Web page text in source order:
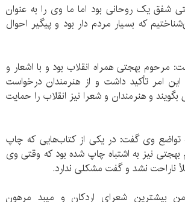
شفق یک روحانی بود اما ما وی را به عنوان
که بسیار مردم دار بود و پیگیر احوال
مرحوم بهجتی همراه انقلاب بود و با اشعار و
امر تأکید داشت و از هنرمندان درخواست
و هنرمندان و شعرا نیز انقلاب را حمایت
تواضع وی گفت: در یکی از کتاب‌هایی که چاپ
نیز به اشتباه چاپ شده بود که وقتی وی
ناراحت نشد و گفت مشکلی ندارد.
بیشترین شعرای اردکان و میبد مرهون